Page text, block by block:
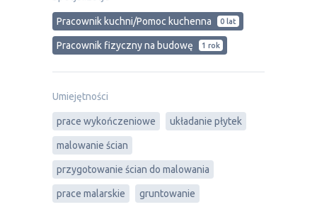
Pracownik kuchni/Pomoc kuchenna 0 lat
Pracownik fizyczny na budowę 1 rok
Umiejętności
prace wykończeniowe układanie płytek
malowanie ścian
przygotowanie ścian do malowania
prace malarskie gruntowanie